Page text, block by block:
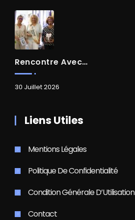
Rencontre Avec Madame Isabelle FAMARO
30 Juillet 2026
Liens Utiles
Mentions Légales
Politique De Confidentialité
Condition Générale D’Utilisation
Contact